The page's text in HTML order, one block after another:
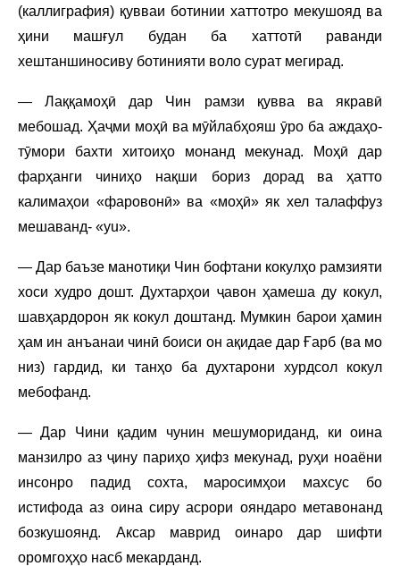
(каллиграфия) қувваи ботинии хаттотро мекушояд ва
ҳини машғул будан ба хаттотӣ раванди
хештаншиносиву ботинияти воло сурат мегирад.
— Лаққамоҳӣ дар Чин рамзи қувва ва якравӣ
мебошад. Ҳаҷми моҳӣ ва мӯйлабҳояш ӯро ба аждаҳо-
тӯмори бахти хитоиҳо монанд мекунад. Моҳӣ дар
фарҳанги чиниҳо нақши бориз дорад ва ҳатто
калимаҳои «фаровонӣ» ва «моҳӣ» як хел талаффуз
мешаванд- «yu».
— Дар баъзе манотиқи Чин бофтани кокулҳо рамзияти
хоси худро дошт. Духтарҳои ҷавон ҳамеша ду кокул,
шавҳардорон як кокул доштанд. Мумкин барои ҳамин
ҳам ин анъанаи чинӣ боиси он ақидае дар Ғарб (ва мо
низ) гардид, ки танҳо ба духтарони хурдсол кокул
мебофанд.
— Дар Чини қадим чунин мешумориданд, ки оина
манзилро аз ҷину париҳо ҳифз мекунад, руҳи ноаёни
инсонро падид сохта, маросимҳои махсус бо
истифода аз оина сиру асрори ояндаро метавонанд
бозкушоянд. Аксар маврид оинаро дар шифти
оромгоҳҳо насб мекарданд.